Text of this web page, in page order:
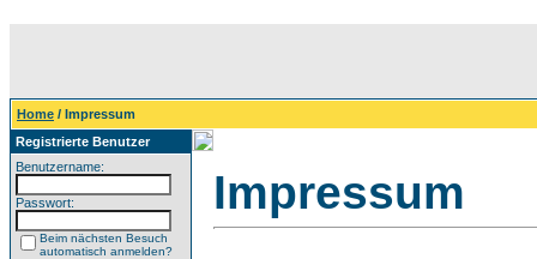
Home / Impressum
Registrierte Benutzer
Benutzername:
Passwort:
Beim nächsten Besuch
automatisch anmelden?
Impressum